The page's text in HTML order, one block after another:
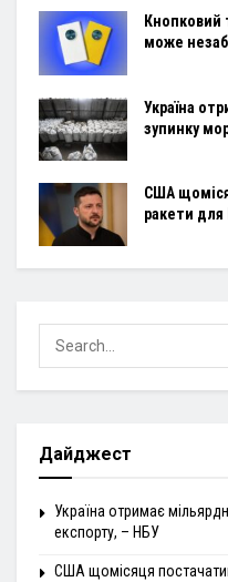
Кнопковий
може
Україна
зупинку
США
ракети
Дайджест
Україна отримає
експорту, – НБУ
США щомісяця